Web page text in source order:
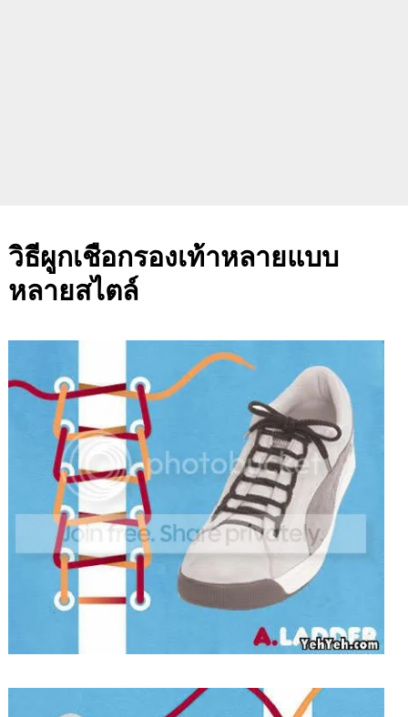
วิธีผูกเชือกรองเท้าหลายแบบ
หลายสไตล์